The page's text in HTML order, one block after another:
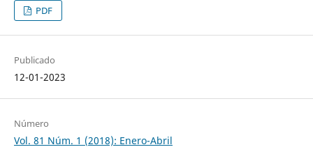
PDF
Publicado
12-01-2023
Número
Vol. 81 Núm. 1 (2018): Enero-Abril